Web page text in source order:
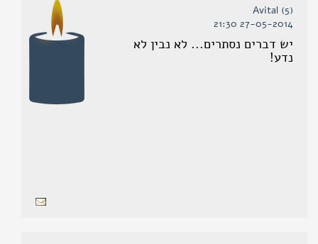
(5) Avital
27-05-2014 21:30
יש דברים נסתרים... לא נבין לא
נדע!